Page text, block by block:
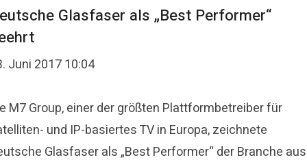
Glasfaser als „Best Performer“
Juni 2017 10:04
M7 Group, einer der größten Plattformbetreiber für
und IP-basiertes TV in Europa, zeichnete
Glasfaser als „Best Performer“ der Branche